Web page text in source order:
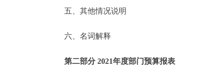
便民服务
中介服务
政民互动
五、其他情况说明
六、名词解释
第二部分 2021年度部门预算报表